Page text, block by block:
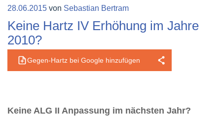
Veröffentlicht
28.06.2015 von Sebastian Bertram
Keine Hartz IV Erhöhung im Jahre
2010?
Gegen-Hartz bei Google hinzufügen
Keine ALG II Anpassung im nächsten Jahr?